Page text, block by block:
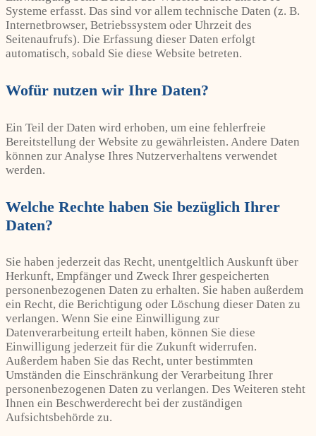
Systeme erfasst. Das sind vor allem technische Daten (z. B.
Internetbrowser, Betriebssystem oder Uhrzeit des
Seitenaufrufs). Die Erfassung dieser Daten erfolgt
automatisch, sobald Sie diese Website betreten.
Wofür nutzen wir Ihre Daten?
Ein Teil der Daten wird erhoben, um eine fehlerfreie
Bereitstellung der Website zu gewährleisten. Andere Daten
können zur Analyse Ihres Nutzerverhaltens verwendet
werden.
Welche Rechte haben Sie bezüglich Ihrer
Daten?
Sie haben jederzeit das Recht, unentgeltlich Auskunft über
Herkunft, Empfänger und Zweck Ihrer gespeicherten
personenbezogenen Daten zu erhalten. Sie haben außerdem
ein Recht, die Berichtigung oder Löschung dieser Daten zu
verlangen. Wenn Sie eine Einwilligung zur
Datenverarbeitung erteilt haben, können Sie diese
Einwilligung jederzeit für die Zukunft widerrufen.
Außerdem haben Sie das Recht, unter bestimmten
Umständen die Einschränkung der Verarbeitung Ihrer
personenbezogenen Daten zu verlangen. Des Weiteren steht
Ihnen ein Beschwerderecht bei der zuständigen
Aufsichtsbehörde zu.